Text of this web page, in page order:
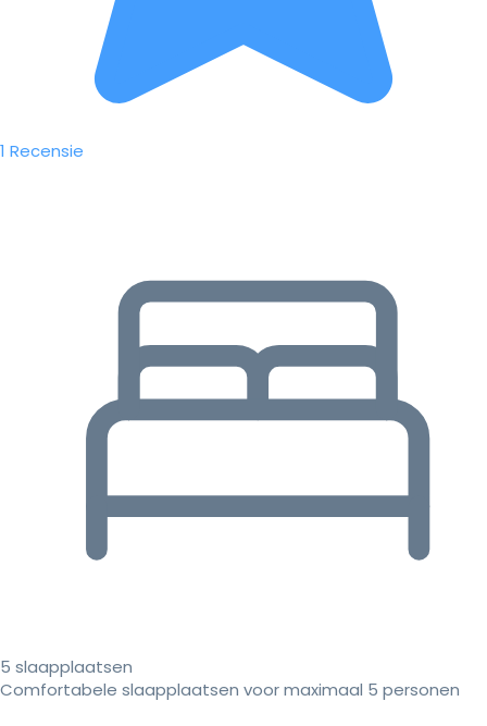
1 Recensie
5 slaapplaatsen
Comfortabele slaapplaatsen voor maximaal 5 personen